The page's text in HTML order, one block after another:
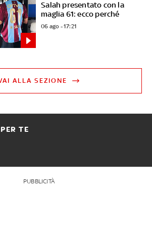
Salah presentato con la
maglia 61: ecco perché
06 ago - 17:21
ALLA SEZIONE
TE
PUBBLICITÀ